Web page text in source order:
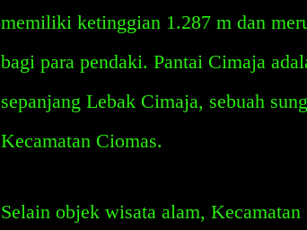
memiliki ketinggian 1.287 m dan
bagi para pendaki. Pantai Cimaja
sepanjang Lebak Cimaja, sebuah
Kecamatan Ciomas.
Selain objek wisata alam,